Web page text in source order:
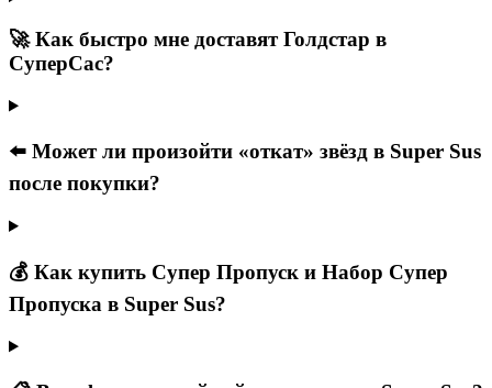
🚀 Как быстро мне доставят Голдстар в
СуперСас?
⬅️ Может ли произойти «откат» звёзд в Super Sus
после покупки?
💰 Как купить Супер Пропуск и Набор Супер
Пропуска в Super Sus?